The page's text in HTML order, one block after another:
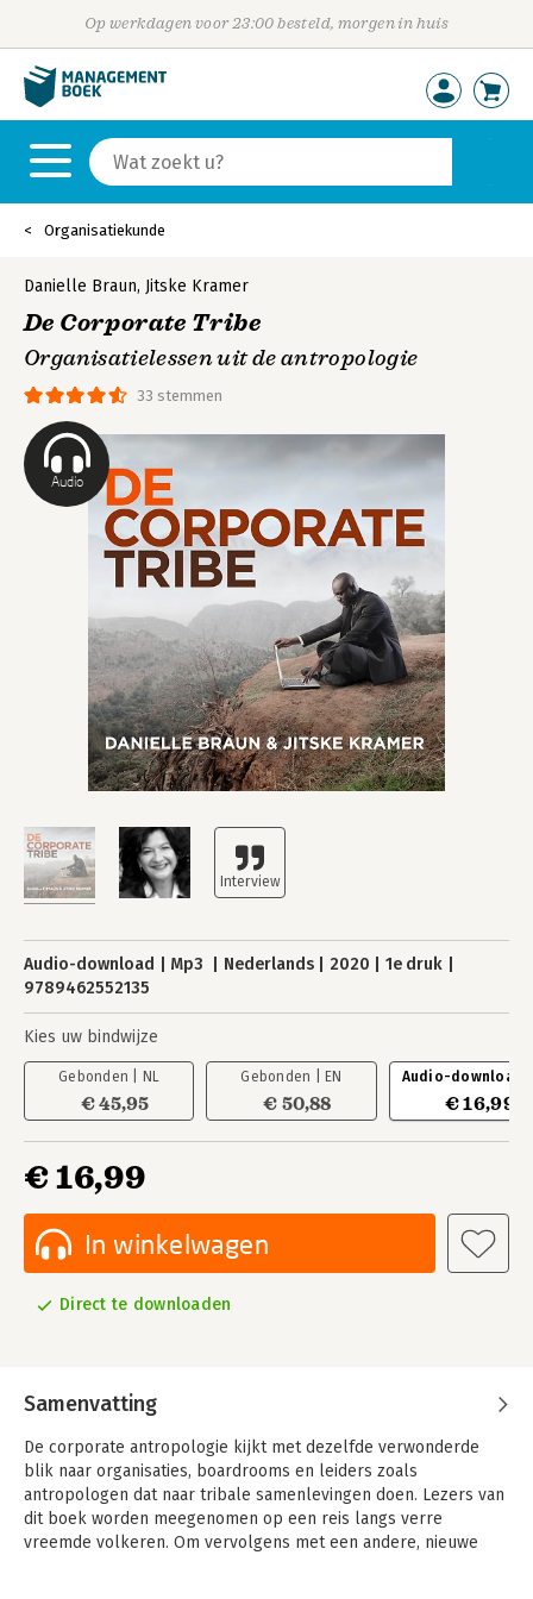
Op werkdagen voor 23:00 besteld, morgen in huis
Organisatiekunde
Audio
33 stemmen
Danielle Braun, Jitske Kramer
De Corporate Tribe
Organisatielessen uit de antropologie
Audio-download Mp3 Nederlands 2020
1e druk
9789462552135
Kies uw bindwijze
Gebonden | NL
€ 45,95
Gebonden | EN
€ 50,88
Audio-download |
€ 16,99
€ 16,99
In winkelwagen
Direct te downloaden
Samenvatting
De corporate antropologie kijkt met dezelfde verwonderde
blik naar organisaties, boardrooms en leiders zoals
antropologen dat naar tribale samenlevingen doen. Lezers van
dit boek worden meegenomen op een reis langs verre
vreemde volkeren. Om vervolgens met een andere, nieuwe